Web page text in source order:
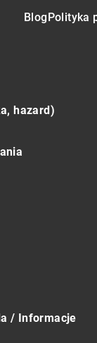
BlogPolityka
hazard)
/ Informacje